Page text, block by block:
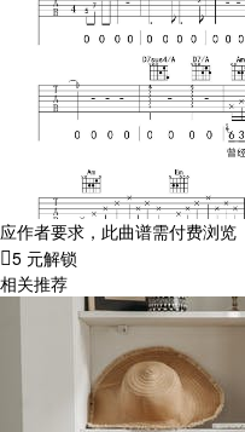
应作者要求，此曲谱需付费浏览
5 元解锁
相关推荐